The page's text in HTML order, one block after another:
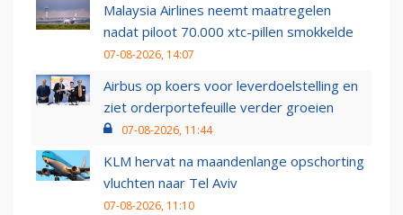
Malaysia Airlines neemt maatregelen
nadat piloot 70.000 xtc-pillen smokkelde
07-08-2026, 14:07
Airbus op koers voor leverdoelstelling en
ziet orderportefeuille verder groeien
07-08-2026, 11:44
KLM hervat na maandenlange opschorting
vluchten naar Tel Aviv
07-08-2026, 11:10